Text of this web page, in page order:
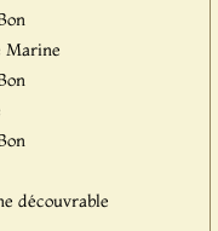
Marine
découvrable